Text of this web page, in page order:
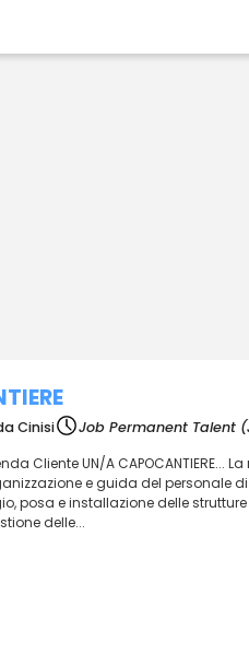
Cinisi
Job Permanent Talent
Cliente UN/A CAPOCANTIERE...
e guida del personale
posa e installazione delle
delle...